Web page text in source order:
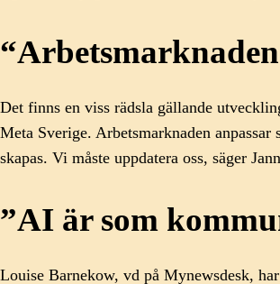
Det finns en viss rädsla gällande
Meta Sverige. Arbetsmarknaden
skapas. Vi måste uppdatera oss, säger
”AI är som
Louise Barnekow, vd på Mynewsdesk,